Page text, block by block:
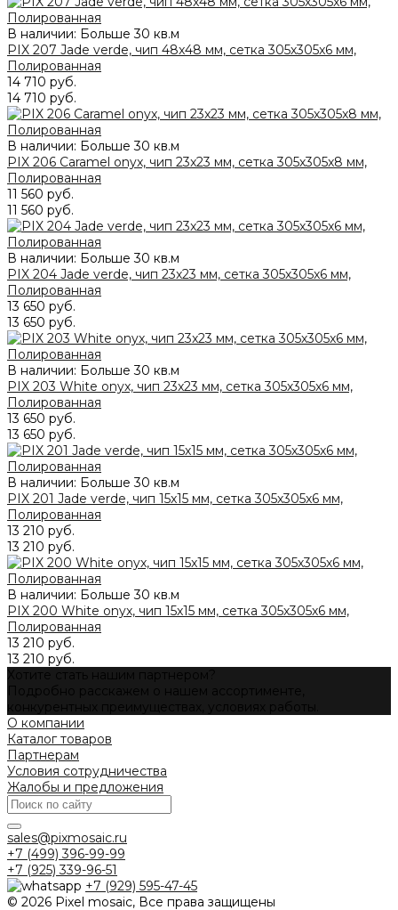
В наличии: Больше 30 кв.м
PIX 207 Jade verde, чип 48x48 мм, сетка 305х305x6 мм,
Полированная
14 710 руб.
14 710 руб.
В наличии: Больше 30 кв.м
PIX 206 Caramel onyx, чип 23x23 мм, сетка 305х305x8 мм,
Полированная
11 560 руб.
11 560 руб.
В наличии: Больше 30 кв.м
PIX 204 Jade verde, чип 23x23 мм, сетка 305х305x6 мм,
Полированная
13 650 руб.
13 650 руб.
В наличии: Больше 30 кв.м
PIX 203 White onyx, чип 23x23 мм, сетка 305х305x6 мм,
Полированная
13 650 руб.
13 650 руб.
В наличии: Больше 30 кв.м
PIX 201 Jade verde, чип 15x15 мм, сетка 305х305x6 мм,
Полированная
13 210 руб.
13 210 руб.
В наличии: Больше 30 кв.м
PIX 200 White onyx, чип 15x15 мм, сетка 305х305х6 мм,
Полированная
13 210 руб.
13 210 руб.
О компании
Каталог товаров
Партнерам
Условия сотрудничества
Жалобы и предложения
sales@pixmosaic.ru
+7 (499) 396-99-99
+7 (925) 339-96-51
+7 (929) 595-47-45
© 2026 Pixel mosaic, Все права защищены